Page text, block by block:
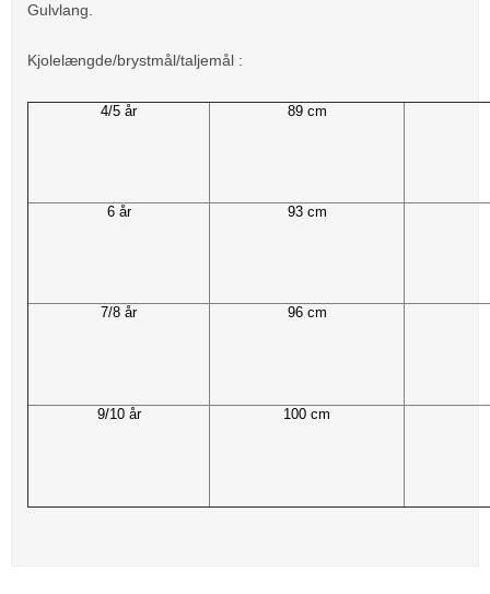
Gulvlang.
Kjolelængde/brystmål/taljemål :
4/5 år 89 cm
6 år 93 cm
7/8 år 96 cm
9/10 år 100 cm